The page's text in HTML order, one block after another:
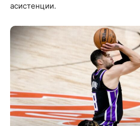
асистенции.